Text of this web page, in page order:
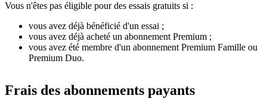
Vous n'êtes pas éligible pour des essais gratuits si :
vous avez déjà bénéficié d'un essai ;
vous avez déjà acheté un abonnement Premium ;
vous avez été membre d'un abonnement Premium Famille ou
Premium Duo.
Frais des abonnements payants